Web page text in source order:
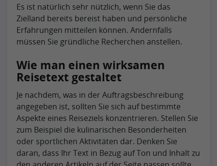
Es ist natürlich sehr nützlich, wenn Sie das
Zielland bereits bereist haben und persönliche
Erfahrungen mitteilen können. Andernfalls
müssen Sie gründliche Recherchen anstellen.
Wie man einen wirksamen
Reisetext gestaltet
Je nachdem, was in der Auftragsbeschreibung
angegeben ist, sollten Sie sich auf bestimmte
Aspekte eines Reiseziels konzentrieren. Stellen Sie
zum Beispiel die kulinarischen Besonderheiten
oder sportlichen Aktivitäten dar. Denken Sie
daran, dass Ihr Text in Bezug auf Ton und Inhalt zu